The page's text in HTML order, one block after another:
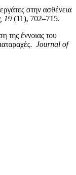
στην ασθένεια
19 (11), 702–715.
έννοιας του
Journal of